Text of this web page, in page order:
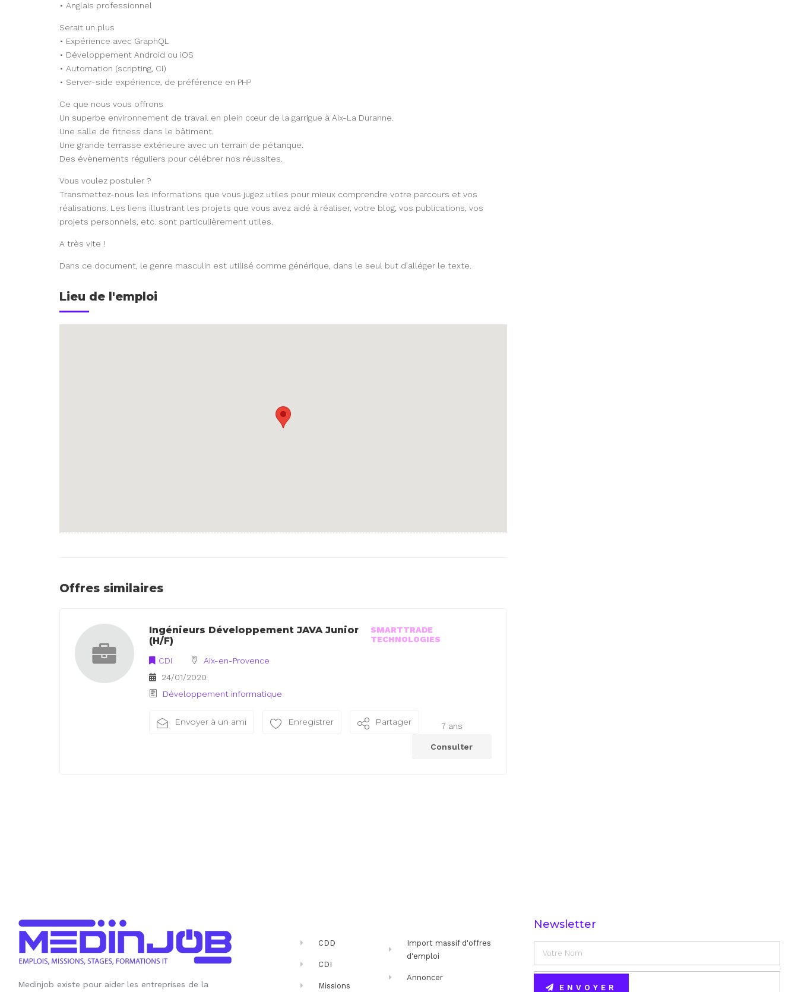
• Anglais professionnel
Serait un plus
• Expérience avec GraphQL
• Développement Android ou iOS
• Automation (scripting, CI)
• Server-side expérience, de préférence en PHP
Ce que nous vous offrons
Un superbe environnement de travail en plein cœur de la garrigue à Aix-La Duranne.
Une salle de fitness dans le bâtiment.
Une grande terrasse extérieure avec un terrain de pétanque.
Des évènements réguliers pour célébrer nos réussites.
Vous voulez postuler ?
Transmettez-nous les informations que vous jugez utiles pour mieux comprendre votre parcours et vos
réalisations. Les liens illustrant les projets que vous avez aidé à réaliser, votre blog, vos publications, vos
projets personnels, etc. sont particulièrement utiles.
A très vite !
Dans ce document, le genre masculin est utilisé comme générique, dans le seul but d’alléger le texte.
Lieu de l'emploi
Offres similaires
Ingénieurs Développement JAVA Junior
(H/F)
SMARTTRADE
TECHNOLOGIES
CDI
Aix-en-Provence
24/01/2020
Développement informatique
Envoyer à un ami Enregistrer Partager 7 ans
Consulter
Medinjob existe pour aider les entreprises de la
CDD
CDI
Missions
Import massif d'offres
d'emploi
Annoncer
Newsletter
ENVOYER